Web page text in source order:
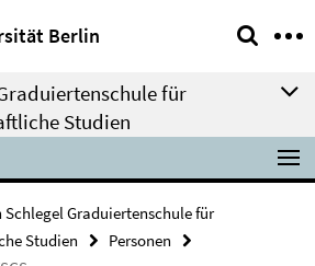
Berlin
für
Studien
Schlegel Graduiertenschule für
Studien
Personen